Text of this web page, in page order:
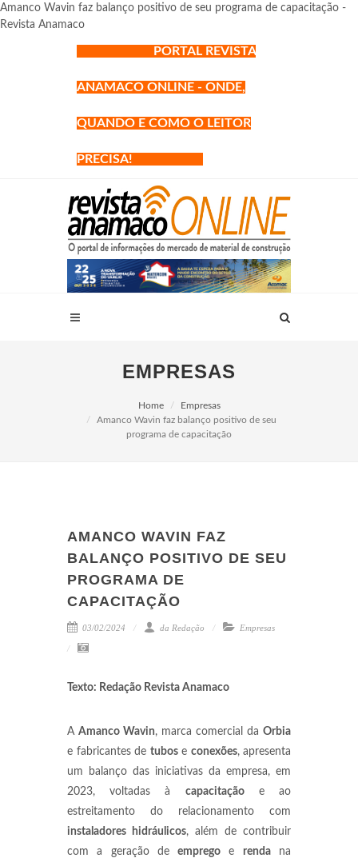
Amanco Wavin faz balanço positivo de seu programa de capacitação -
Revista Anamaco
PORTAL REVISTA
ANAMACO ONLINE - ONDE,
QUANDO E COMO O LEITOR
PRECISA!
EMPRESAS
Home
Empresas
Amanco Wavin faz balanço positivo de seu
programa de capacitação
AMANCO WAVIN FAZ
BALANÇO POSITIVO DE SEU
PROGRAMA DE
CAPACITAÇÃO
03/02/2024 da Redação Empresas
Texto: Redação Revista Anamaco
A Amanco Wavin, marca comercial da Orbia
e fabricantes de tubose conexões, apresenta
um balanço das iniciativas da empresa, em
2023, voltadas à capacitaçãoe ao
estreitamento do relacionamento com
instaladores hidráulicos, além de contribuir
com a geração deemprego e rendana